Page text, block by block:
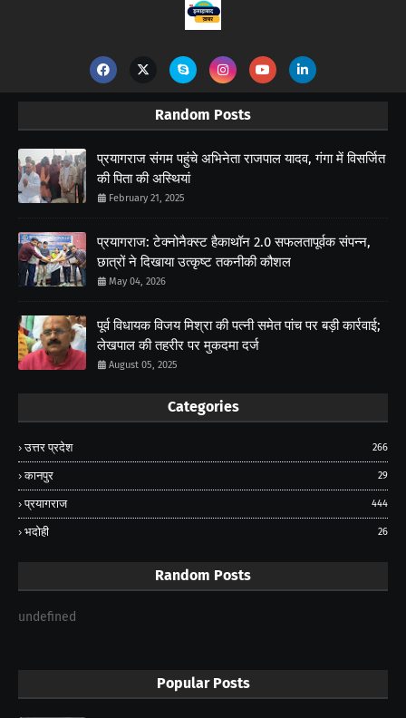
Random Posts
प्रयागराज संगम पहुंचे अभिनेता राजपाल यादव, गंगा में विसर्जित
की पिता की अस्थियां
February 21, 2025
प्रयागराज: टेक्नोनैक्स्ट हैकाथॉन 2.0 सफलतापूर्वक संपन्न,
छात्रों ने दिखाया उत्कृष्ट तकनीकी कौशल
May 04, 2026
पूर्व विधायक विजय मिश्रा की पत्नी समेत पांच पर बड़ी कार्रवाई;
लेखपाल की तहरीर पर मुकदमा दर्ज
August 05, 2025
Categories
उत्तर प्रदेश 266
कानपुर 29
प्रयागराज 444
भदोही 26
Random Posts
undefined
Popular Posts